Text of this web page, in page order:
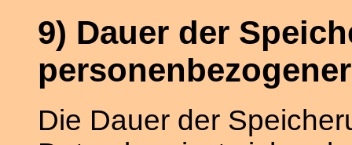
9) Dauer der
Die Dauer der